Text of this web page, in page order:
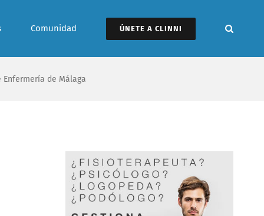
Comunidad ÚNETE A CLINNI
de Málaga